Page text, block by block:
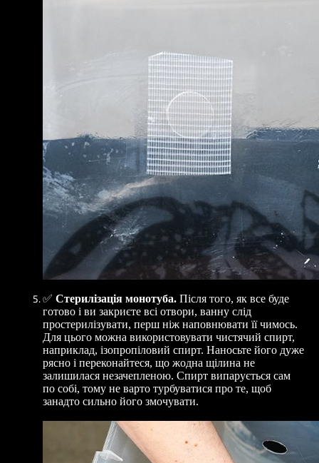
✅ Стерилізація монотуба. Після того, як все буде
готово і ви закриєте всі отвори, ванну слід
простерилізувати, перш ніж наповнювати її чимось.
Для цього можна використовувати чистячий спирт,
наприклад, ізопропіловий спирт. Наносьте його дуже
рясно і переконайтеся, що жодна щілина не
залишилася незачепленою. Спирт випарується сам
по собі, тому не варто турбуватися про те, щоб
занадто сильно його змочувати.